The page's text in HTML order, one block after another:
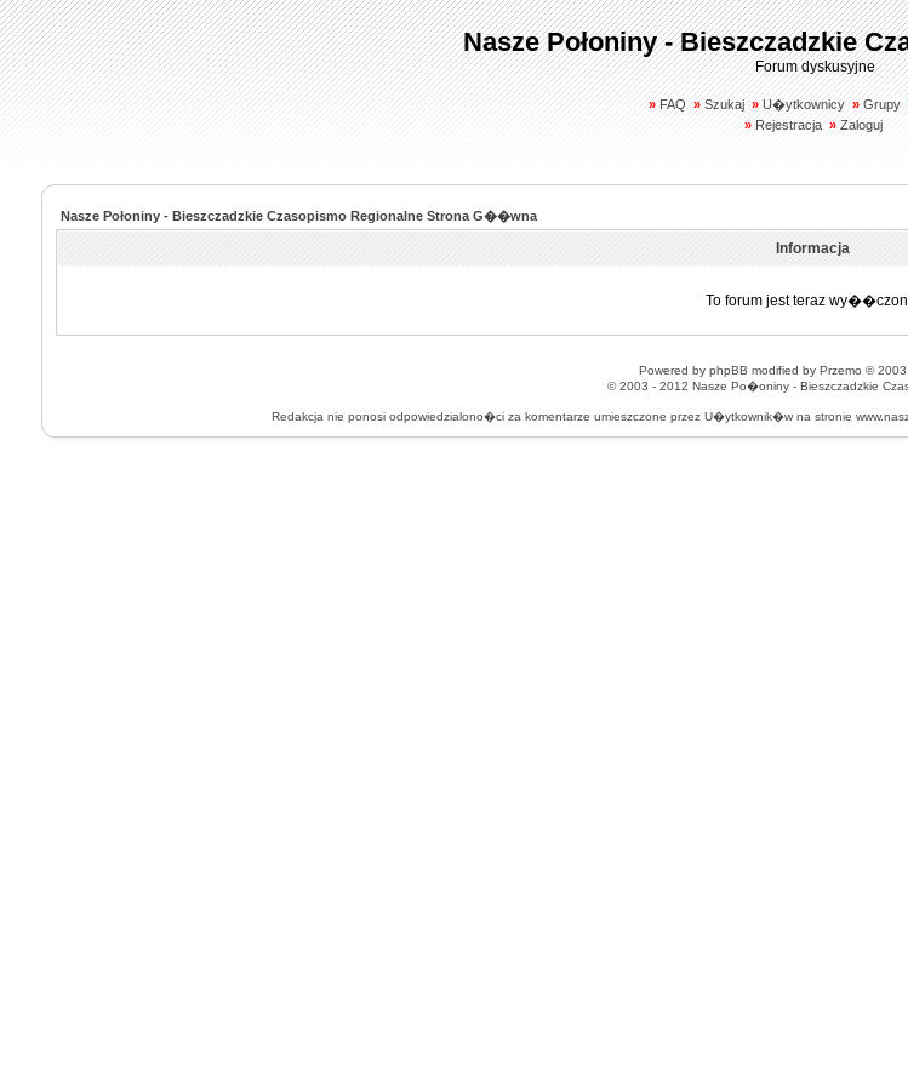
Nasze Połoniny - Bieszczadzkie
Forum dyskusyjne
» FAQ » Szukaj » U�ytkownicy » Grupy
» Rejestracja » Zaloguj
Nasze Połoniny - Bieszczadzkie Czasopismo Regionalne Strona G��wna
Informacja
To forum jest teraz
Powered by phpBB modified by Przemo © 2003
© 2003 - 2012 Nasze Po�oniny - Bieszczadzkie
Redakcja nie ponosi odpowiedzialono�ci za komentarze umieszczone przez U�ytkownik�w na stronie